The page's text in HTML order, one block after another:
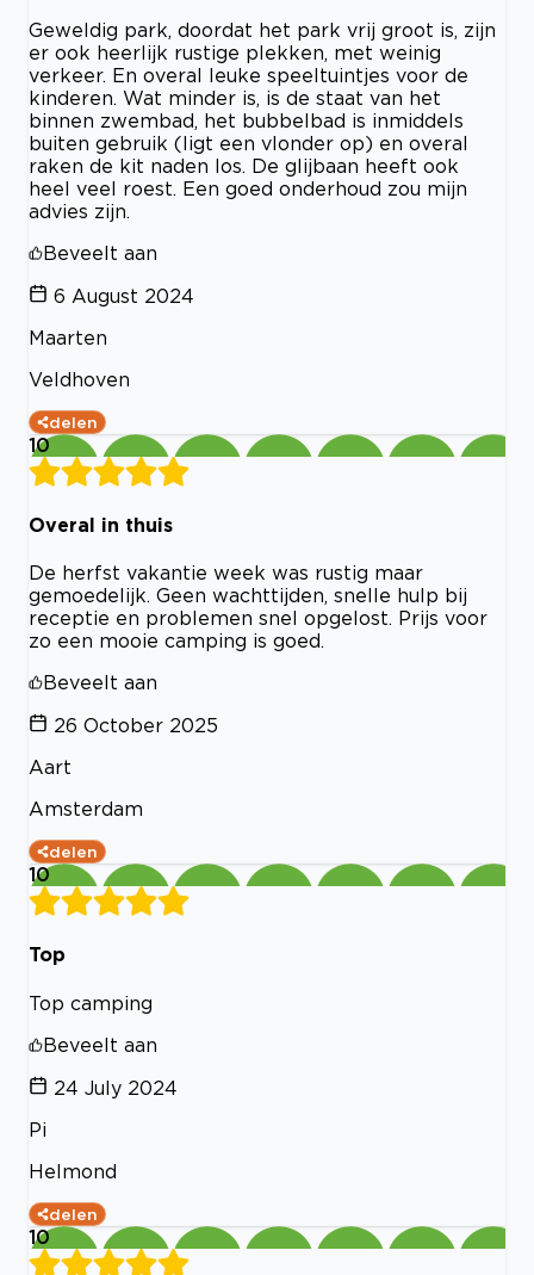
Geweldig park, doordat het park vrij groot is, zijn
er ook heerlijk rustige plekken, met weinig
verkeer. En overal leuke speeltuintjes voor de
kinderen. Wat minder is, is de staat van het
binnen zwembad, het bubbelbad is inmiddels
buiten gebruik (ligt een vlonder op) en overal
raken de kit naden los. De glijbaan heeft ook
heel veel roest. Een goed onderhoud zou mijn
advies zijn.
Beveelt aan
6 August 2024
Maarten
Veldhoven
delen
10
Overal in thuis
De herfst vakantie week was rustig maar
gemoedelijk. Geen wachttijden, snelle hulp bij
receptie en problemen snel opgelost. Prijs voor
zo een mooie camping is goed.
Beveelt aan
26 October 2025
Aart
Amsterdam
delen
10
Top
Top camping
Beveelt aan
24 July 2024
Pi
Helmond
delen
10